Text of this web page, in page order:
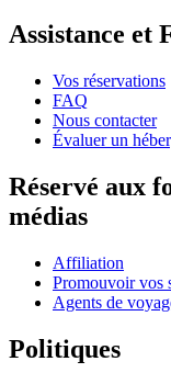
Assistance et
Vos réservations
FAQ
Nous contacter
Évaluer un
Réservé aux
médias
Affiliation
Promouvoir vos
Agents de
Politiques